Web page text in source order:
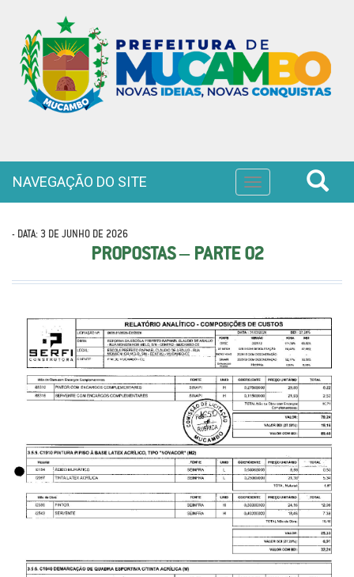
Toggle
navigation
NAVEGAÇÃO DO SITE
- DATA: 3 DE JUNHO DE 2026
PROPOSTAS – PARTE 02